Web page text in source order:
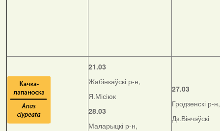
21.03
Жабінкаўскі р-н,
Я.Місіюк
28.03
Маларыцкі р-н,
27.03
Гродзенскі р-н,
Дз.Вінчэўскі